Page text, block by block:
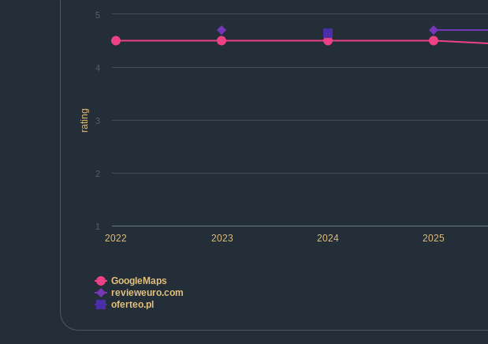
rating
2022 2023 2024 2025
1
2
3
4
5
GoogleMaps
revieweuro.com
oferteo.pl